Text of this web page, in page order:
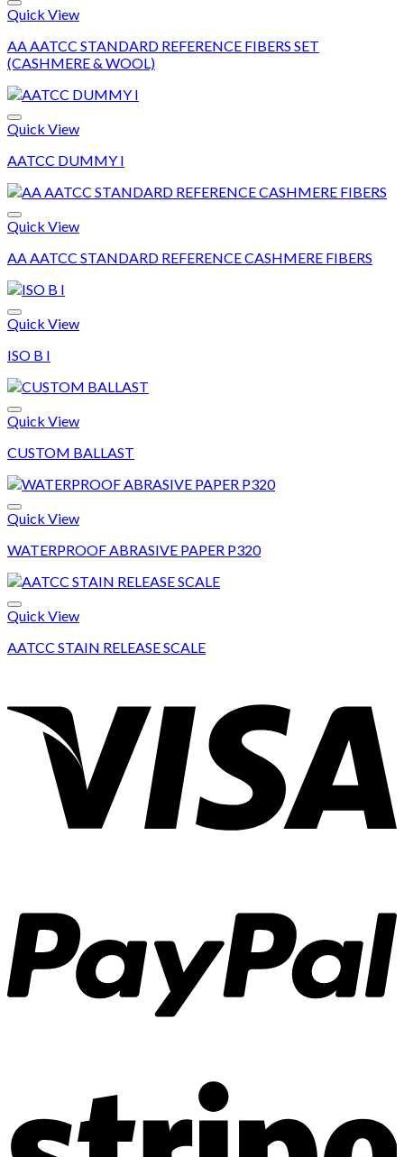
Quick View
AA AATCC STANDARD REFERENCE FIBERS SET
(CASHMERE & WOOL)
Quick View
AATCC DUMMY I
Quick View
AA AATCC STANDARD REFERENCE CASHMERE FIBERS
Quick View
ISO B I
Quick View
CUSTOM BALLAST
Quick View
WATERPROOF ABRASIVE PAPER P320
Quick View
AATCC STAIN RELEASE SCALE